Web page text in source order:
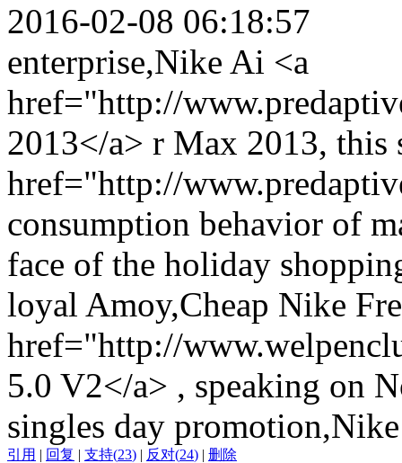
2016-02-08 06:18:57
enterprise,Nike Ai <a
href="http://
2013</a> r Max 2013,
href="http://
consumption behavior of
face of the holiday
loyal Amoy,Cheap Nike
href="http://
5.0 V2</a> , speaking on
singles day
引用 | 回复 | 支持(23) | 反对(24) | 删除